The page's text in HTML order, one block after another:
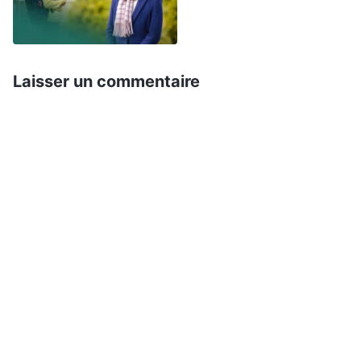
dans les bars et les boites de nuit, buvant et
courant les femmes et, quand sa femme l’a
découvert, elle l’a quitté immédiatement. Et donc
Laisser un commentaire